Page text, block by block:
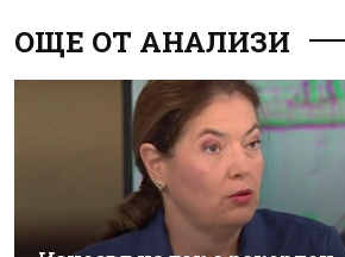
ОЩЕ ОТ АНАЛИЗИ